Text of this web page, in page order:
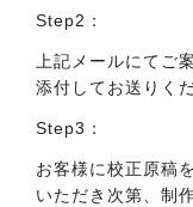
Step2：
上記メールにてご
添付してお送りく
Step3：
お客様に校正原稿
いただき次第、制